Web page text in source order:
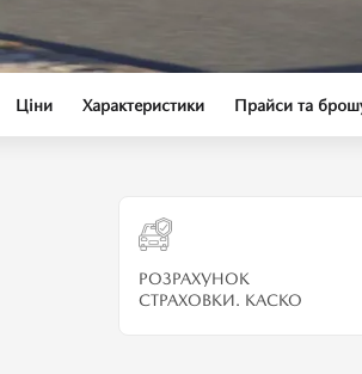
Ціни Характеристики Прайси та
РОЗРАХУНОК
СТРАХОВКИ. КАСКО